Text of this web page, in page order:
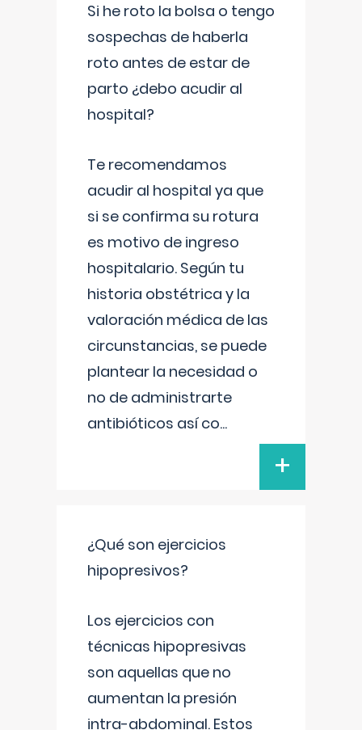
Si he roto la bolsa o tengo
sospechas de haberla
roto antes de estar de
parto ¿debo acudir al
hospital?
Te recomendamos
acudir al hospital ya que
si se confirma su rotura
es motivo de ingreso
hospitalario. Según tu
historia obstétrica y la
valoración médica de las
circunstancias, se puede
plantear la necesidad o
no de administrarte
antibióticos así co...
+
¿Qué son ejercicios
hipopresivos?
Los ejercicios con
técnicas hipopresivas
son aquellas que no
aumentan la presión
intra-abdominal. Estos